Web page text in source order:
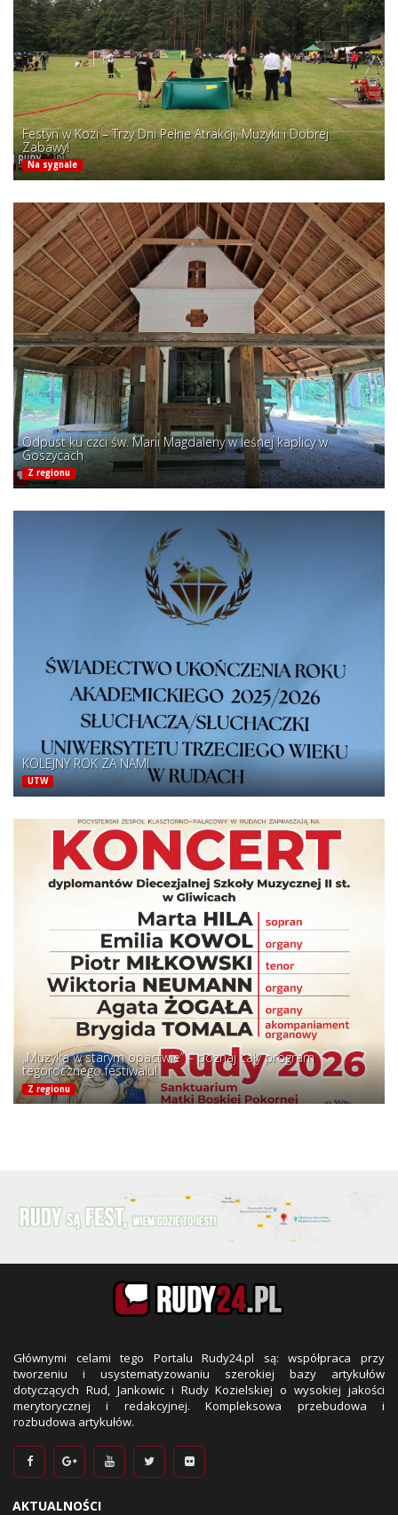
Na sygnale
Festyn w Kozi – Trzy Dni Pełne Atrakcji, Muzyki i Dobrej
Zabawy!
Z regionu
Odpust ku czci św. Marii Magdaleny w leśnej kaplicy w
Goszycach
UTW
KOLEJNY ROK ZA NAMI
Z regionu
„Muzyka w starym opactwie” – poznaj cały program
tegorocznego festiwalu!
Głównymi celami tego Portalu Rudy24.pl są: współpraca przy
tworzeniu i usystematyzowaniu szerokiej bazy artykułów
dotyczących Rud, Jankowic i Rudy Kozielskiej o wysokiej jakości
merytorycznej i redakcyjnej. Kompleksowa przebudowa i
rozbudowa artykułów.
AKTUALNOŚCI